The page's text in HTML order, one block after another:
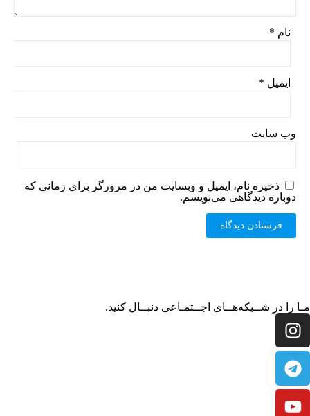
نام *
ایمیل *
وب‌ سایت
ذخیره نام، ایمیل و وبسایت من در مرورگر برای زمانی که
دوباره دیدگاهی می‌نویسم.
مـا را در شــبکه‌هــای اجــتمـاعی دنبــال کنید.